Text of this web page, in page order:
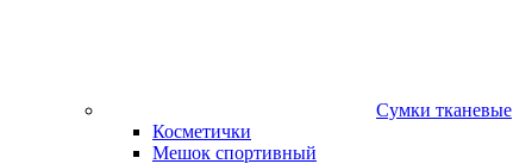
Сумки тканевые
Косметички
Мешок спортивный